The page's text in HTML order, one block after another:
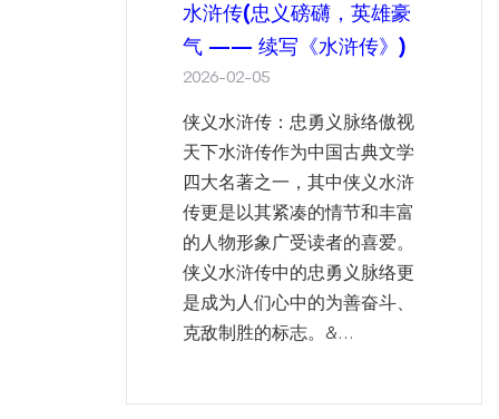
水浒传(忠义磅礴，英雄豪
气 —— 续写《水浒传》)
2026-02-05
侠义水浒传：忠勇义脉络傲视
天下水浒传作为中国古典文学
四大名著之一，其中侠义水浒
传更是以其紧凑的情节和丰富
的人物形象广受读者的喜爱。
侠义水浒传中的忠勇义脉络更
是成为人们心中的为善奋斗、
克敌制胜的标志。&...